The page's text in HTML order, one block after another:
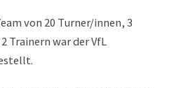
von 20 Turner/innen, 3
Trainern war der VfL